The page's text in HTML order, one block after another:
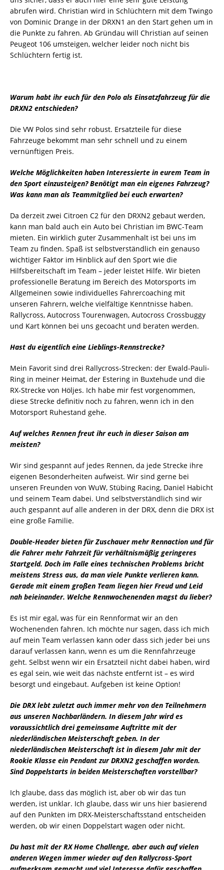
abrufen wird. Christian wird in Schlüchtern mit dem Twingo
von Dominic Drange in der DRXN1 an den Start gehen um in
die Punkte zu fahren. Ab Gründau will Christian auf seinen
Peugeot 106 umsteigen, welcher leider noch nicht bis
Schlüchtern fertig ist.
Warum habt ihr euch für den Polo als Einsatzfahrzeug für die
DRXN2 entschieden?
Die VW Polos sind sehr robust. Ersatzteile für diese
Fahrzeuge bekommt man sehr schnell und zu einem
vernünftigen Preis.
Welche Möglichkeiten haben Interessierte in eurem Team in
den Sport einzusteigen? Benötigt man ein eigenes Fahrzeug?
Was kann man als Teammitglied bei euch erwarten?
Da derzeit zwei Citroen C2 für den DRXN2 gebaut werden,
kann man bald auch ein Auto bei Christian im BWC-Team
mieten. Ein wirklich guter Zusammenhalt ist bei uns im
Team zu finden. Spaß ist selbstverständlich ein genauso
wichtiger Faktor im Hinblick auf den Sport wie die
Hilfsbereitschaft im Team – jeder leistet Hilfe. Wir bieten
professionelle Beratung im Bereich des Motorsports im
Allgemeinen sowie individuelles Fahrercoaching mit
unseren Fahrern, welche vielfältige Kenntnisse haben.
Rallycross, Autocross Tourenwagen, Autocross Crossbuggy
und Kart können bei uns gecoacht und beraten werden.
Hast du eigentlich eine Lieblings-Rennstrecke?
Mein Favorit sind drei Rallycross-Strecken: der Ewald-Pauli-
Ring in meiner Heimat, der Estering in Buxtehude und die
RX-Strecke von Höljes. Ich habe mir fest vorgenommen,
diese Strecke definitiv noch zu fahren, wenn ich in den
Motorsport Ruhestand gehe.
Auf welches Rennen freut ihr euch in dieser Saison am
meisten?
Wir sind gespannt auf jedes Rennen, da jede Strecke ihre
eigenen Besonderheiten aufweist. Wir sind gerne bei
unseren Freunden von WuW, Stübing Racing, Daniel Habicht
und seinem Team dabei. Und selbstverständlich sind wir
auch gespannt auf alle anderen in der DRX, denn die DRX ist
eine große Familie.
Double-Header bieten für Zuschauer mehr Rennaction und für
die Fahrer mehr Fahrzeit für verhältnismäßig geringeres
Startgeld. Doch im Falle eines technischen Problems bricht
meistens Stress aus, da man viele Punkte verlieren kann.
Gerade mit einem großen Team liegen hier Freud und Leid
nah beieinander. Welche Rennwochenenden magst du lieber?
Es ist mir egal, was für ein Rennformat wir an den
Wochenenden fahren. Ich möchte nur sagen, dass ich mich
auf mein Team verlassen kann oder dass sich jeder bei uns
darauf verlassen kann, wenn es um die Rennfahrzeuge
geht. Selbst wenn wir ein Ersatzteil nicht dabei haben, wird
es egal sein, wie weit das nächste entfernt ist – es wird
besorgt und eingebaut. Aufgeben ist keine Option!
Die DRX lebt zuletzt auch immer mehr von den Teilnehmern
aus unseren Nachbarländern. In diesem Jahr wird es
voraussichtlich drei gemeinsame Auftritte mit der
niederländischen Meisterschaft geben. In der
niederländischen Meisterschaft ist in diesem Jahr mit der
Rookie Klasse ein Pendant zur DRXN2 geschaffen worden.
Sind Doppelstarts in beiden Meisterschaften vorstellbar?
Ich glaube, dass das möglich ist, aber ob wir das tun
werden, ist unklar. Ich glaube, dass wir uns hier basierend
auf den Punkten im DRX-Meisterschaftsstand entscheiden
werden, ob wir einen Doppelstart wagen oder nicht.
Du hast mit der RX Home Challenge, aber auch auf vielen
anderen Wegen immer wieder auf den Rallycross-Sport